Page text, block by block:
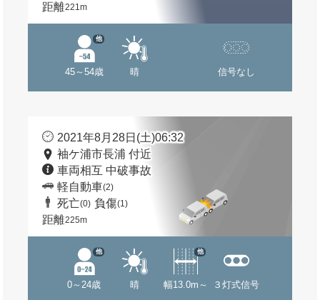
距離221m
45～54歳
他
晴 信号なし
2021年8月28日(土)06:32
袖ケ浦市長浦 付近
車両相互 中破事故
軽自動車(2)
死亡(0) 負傷(1)
距離225m
0～24歳
他
晴 幅13.0m～
他
３灯式信号